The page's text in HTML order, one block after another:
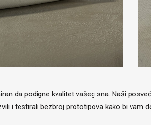
da podigne kvalitet vašeg sna. Naši
i testirali bezbroj prototipova kako bi